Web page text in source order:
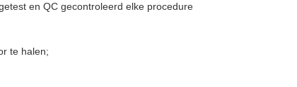
en QC gecontroleerd elke procedure
te halen;